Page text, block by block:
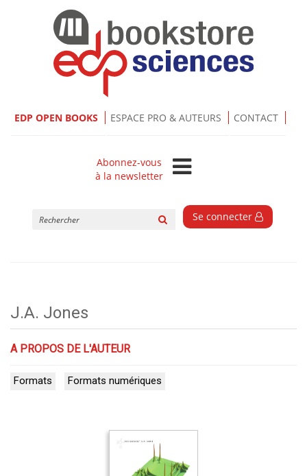
EDP OPEN BOOKS ESPACE PRO & AUTEURS CONTACT
Abonnez-vous
à la newsletter
Se connecter
J.A. Jones
A PROPOS DE L'AUTEUR
Formats Formats numériques